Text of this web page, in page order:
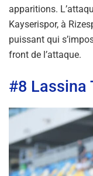
apparitions.
Kayserispor, à
puissant qui
front de l’attaque.
#8 Lassina